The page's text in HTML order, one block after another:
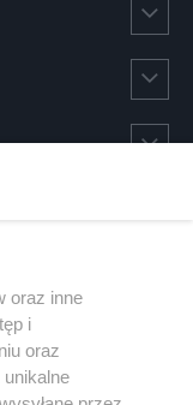
oraz inne
i
oraz